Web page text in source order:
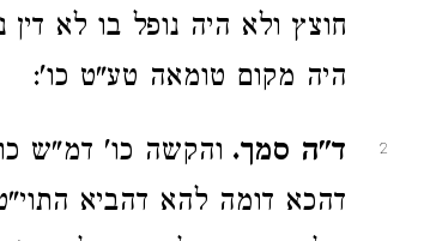
חוצץ ולא היה נופל בו לא
היה מקום טומאה טע"ט כו':
2 ד"ה סמך. והקשה כו' דמ"ש
דהכא דומה להא דהביא